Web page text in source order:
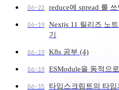
06-22 reduce에 spread 를
06-19 Nextjs 11 릴리즈 노
기
06-19 K8s 공부 (4)
06-19 ESModule을 동적으
06-15 타입스크립트의 타입